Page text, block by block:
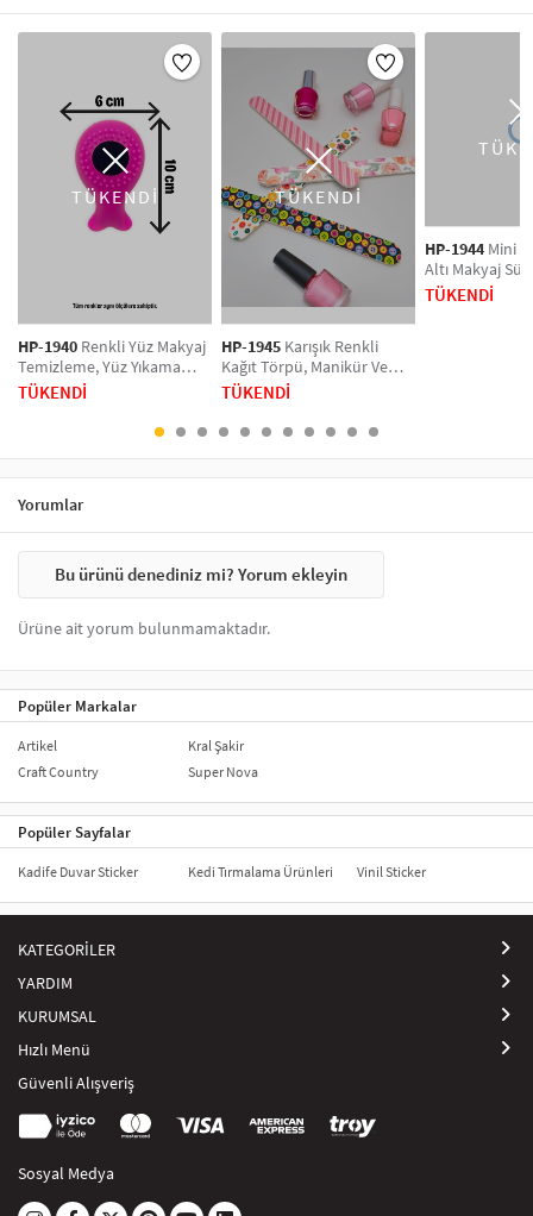
Makyaj aksesuarları, her makyaj uygulamasının temel unsurlarından
biridir. Artikeldeko'nun sunduğu geniş makyaj aksesuarları
koleksiyonu, profesyonel sonuçlar elde etmeniz için ihtiyacınız olan
her aracı içerir. Makyaj fırçalarından süngerlerine, allık ve fondöten
fırçalarından göz makyajı fırçalarına kadar her aksesuar, makyajınızı en
ince detayına kadar uygulamanızı sağlar. Yüksek kaliteli malzemelerle
üretilmiş bu ürünler, hem dayanıklıdır hem de cildinize zarar vermez.
Makyajınıza mükemmel bir son dokunuş eklemek için bu ürünlerle
stilinizi yansıtmaya başlayın!
TÜKENDİ
HP-1940 Renkli Yüz Makyaj
Temizleme, Yüz Yıkama
Masaj Fırçası, Manuel
TÜKENDİ
TÜKENDİ
HP-1945 Karışık Renkli
Kağıt Törpü, Manikür Ve
Pedikür Için Çift Taraflı,
TÜKENDİ
HP-1944 Mini
Altı Makyaj
Adet)
TÜKENDİ
Yorumlar
Bu ürünü denediniz mi? Yorum ekleyin
Ürüne ait yorum bulunmamaktadır.
Popüler Markalar
Artikel
Craft Country
Kral Şakir
Super Nova
Popüler Sayfalar
Kadife Duvar Sticker Kedi Tırmalama Ürünleri Vinil Sticker
KATEGORİLER
YARDIM
KURUMSAL
Hızlı Menü
Güvenli Alışveriş
Sosyal Medya